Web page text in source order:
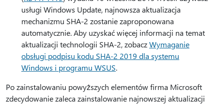
usługi Windows Update, najnowsza aktualizacja
mechanizmu SHA-2 zostanie zaproponowana
automatycznie. Aby uzyskać więcej informacji na temat
aktualizacji technologii SHA-2, zobaczWymaganie
obsługi podpisu kodu SHA-2 2019 dla systemu
Windows i programu WSUS.
Po zainstalowaniu powyższych elementów firma Microsoft
zdecydowanie zaleca zainstalowanie najnowszej aktualizacji